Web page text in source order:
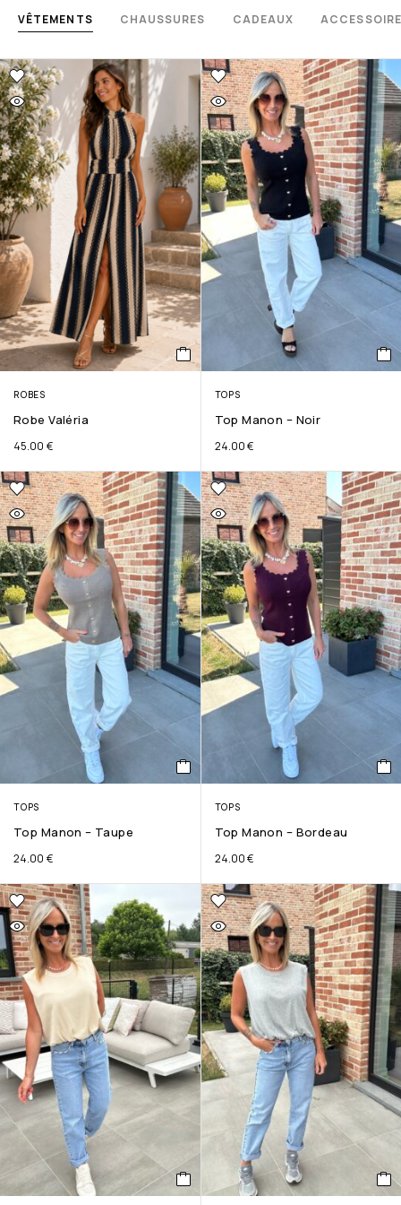
VÊTEMENTS CHAUSSURES CADEAUX
ROBES
Robe Valéria
45.00 €
TOPS
Top Manon – Noir
24.00€
TOPS
Top Manon – Taupe
24.00 €
TOPS
Top Manon – Bordeau
24.00€